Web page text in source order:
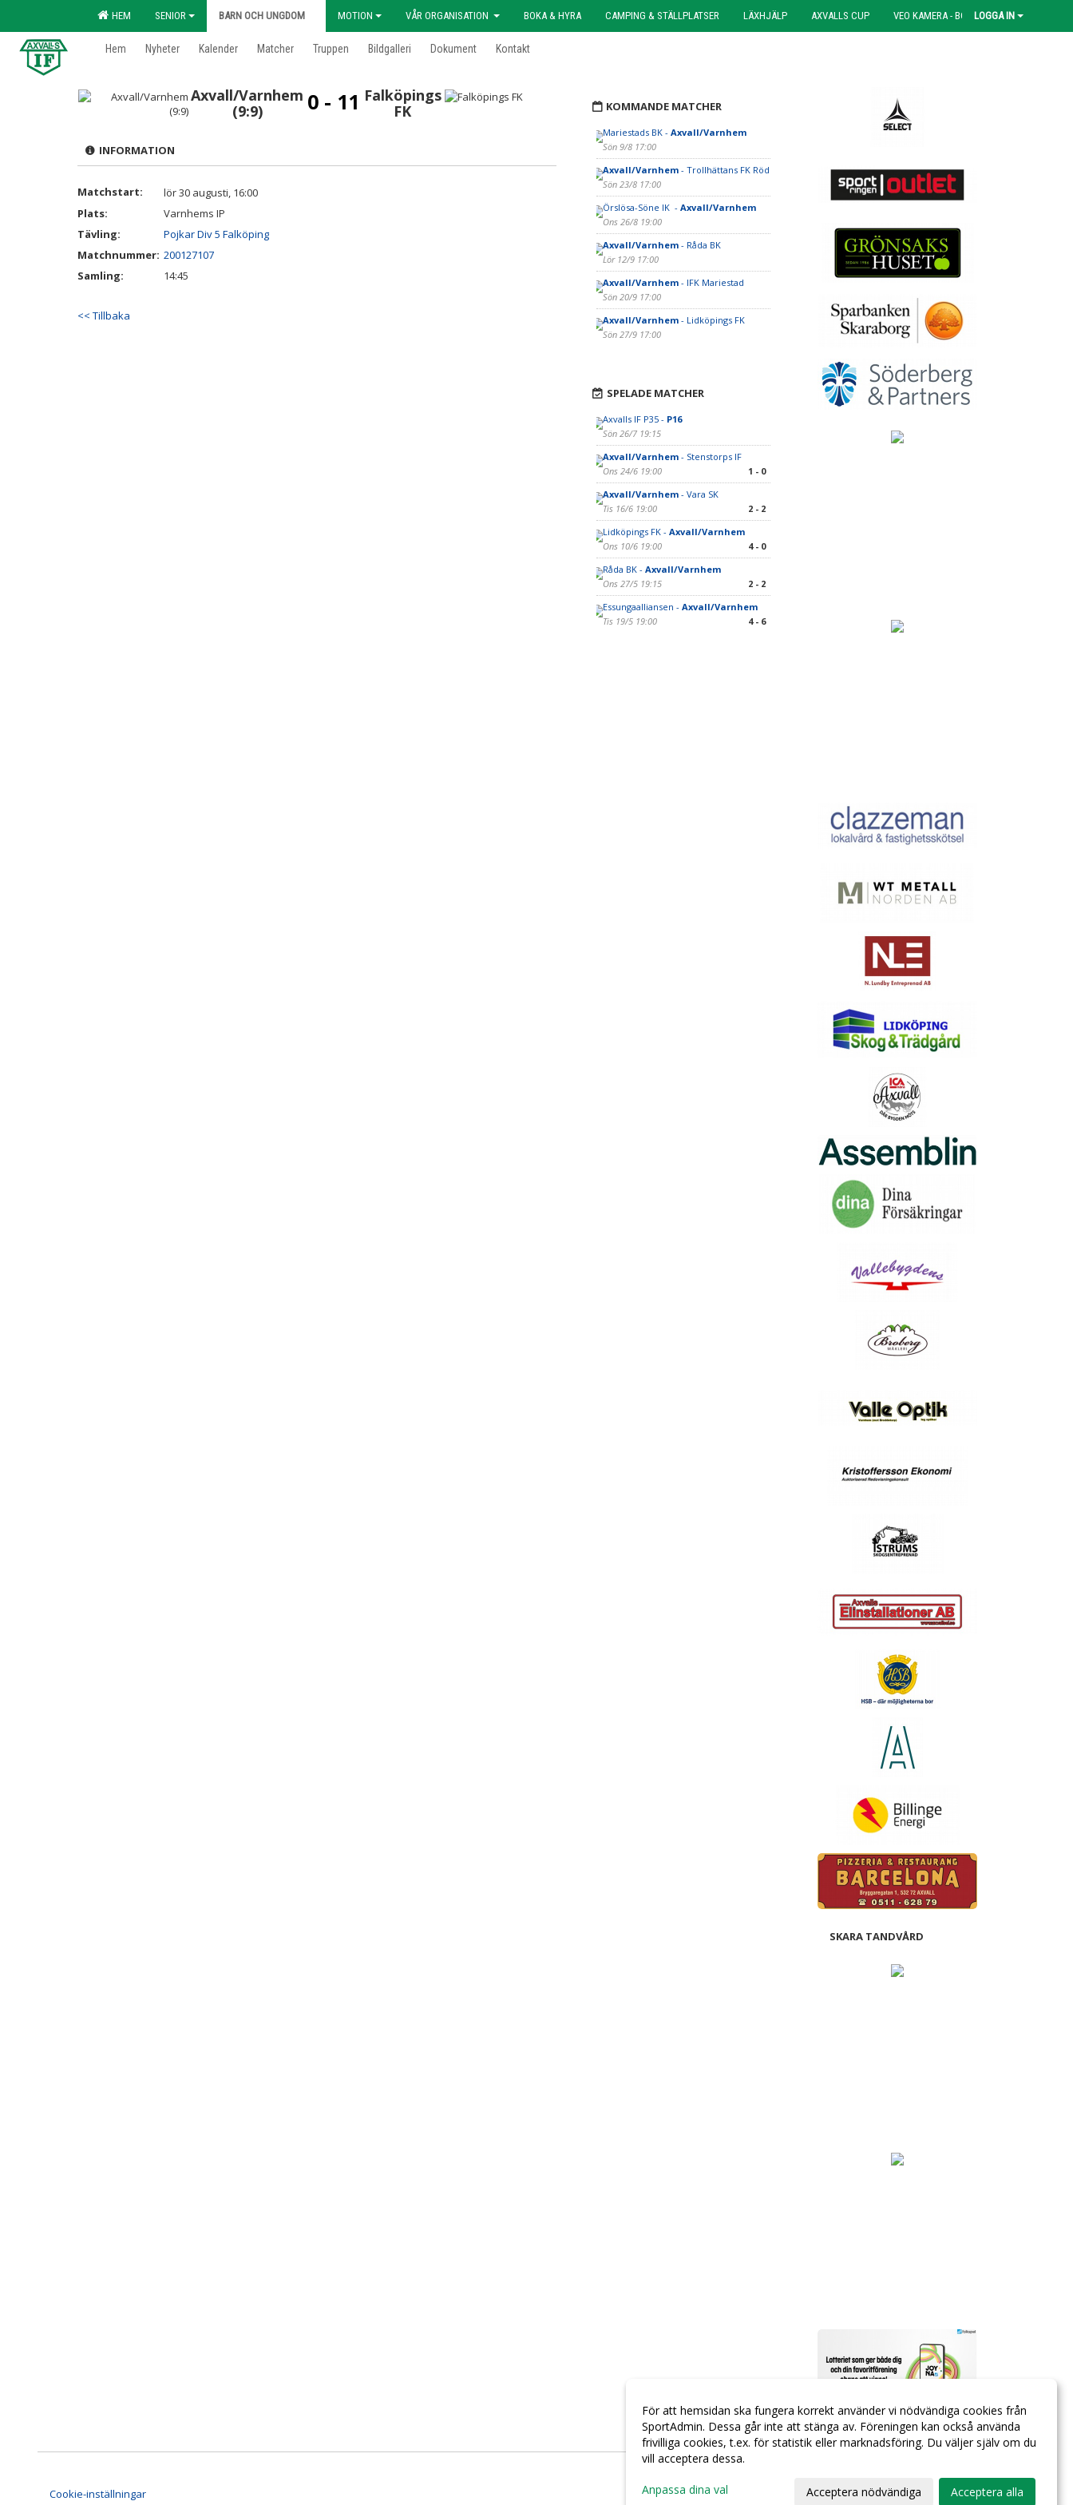
HEM SENIOR BARN OCH UNGDOM MOTION VÅR ORGANISATION BOKA & HYRA CAMPING & STÄLLPLATSER LÄXHJÄLP AXVALLS CUP VEO KAMERA - BOKNINGLOGGA IN
Hem Nyheter Kalender Matcher Truppen Bildgalleri Dokument Kontakt
Axvall/Varnhem
(9:9)
0 - 11 Falköpings
FK
INFORMATION
Matchstart:
lör 30 augusti, 16:00
Plats:
Varnhems IP
Tävling:
Pojkar Div 5 Falköping
Matchnummer: 200127107
Samling:
14:45
<< Tillbaka
KOMMANDE MATCHER
Mariestads BK - Axvall/Varnhem
Sön 9/8 17:00
Axvall/Varnhem- Trollhättans FK Röd
Sön 23/8 17:00
Örslösa-Söne IK - Axvall/Varnhem
Ons 26/8 19:00
Axvall/Varnhem- Råda BK
Lör 12/9 17:00
Axvall/Varnhem- IFK Mariestad
Sön 20/9 17:00
Axvall/Varnhem- Lidköpings FK
Sön 27/9 17:00
SPELADE MATCHER
Axvalls IF P35 - P16
Sön 26/7 19:15
Axvall/Varnhem- Stenstorps IF
Ons 24/6 19:00
1 - 0
Axvall/Varnhem- Vara SK
Tis 16/6 19:00
2 - 2
Lidköpings FK - Axvall/Varnhem
Ons 10/6 19:00
4 - 0
Råda BK - Axvall/Varnhem
Ons 27/5 19:15
2 - 2
Essungaalliansen - Axvall/Varnhem
Tis 19/5 19:00
4 - 6
SKARA TANDVÅRD
Cookie-inställningar
För att hemsidan ska fungera korrekt använder vi nödvändiga cookies från
SportAdmin. Dessa går inte att stänga av. Föreningen kan också använda
frivilliga cookies, t.ex. för statistik eller marknadsföring. Du väljer själv om du
vill acceptera dessa.
Anpassa dina val Acceptera nödvändiga Acceptera alla